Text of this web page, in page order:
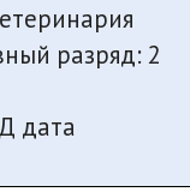
разряд: 2
дата